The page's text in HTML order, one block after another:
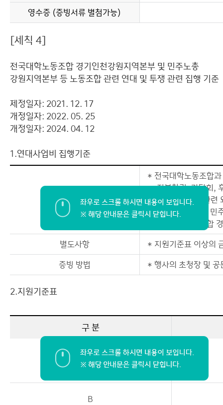
영수증 (증빙서류 별첨가능)
[세칙 4]
전국대학노동조합 경기인천강원지역본부 및 민주노총
강원지역본부 등 노동조합 관련 연대 및 투쟁 관련 집행 기준
제정일자: 2021. 12. 17
개정일자: 2022. 05. 25
개정일자: 2024. 04. 12
1.연대사업비 집행기준
적용(사용) 기준
* 전국대학노동조합
-지부창립, 간담회,
* 노동조합 업무 관련
-재단 내 의료원, 민
* 전국대학노동조합
별도사항
* 지원기준표 이상의
증빙 방법
* 행사의 초청장 및 공
2.지원기준표
구 분
A
B